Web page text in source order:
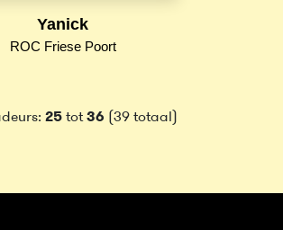
Yanick
ROC Friese Poort
25 tot36 (39 totaal)